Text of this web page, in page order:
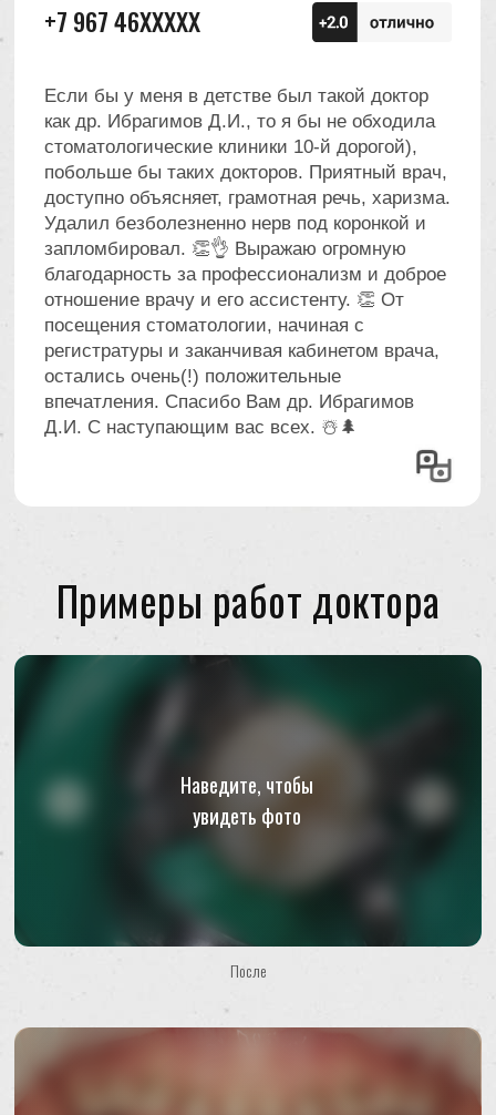
увидеть фото
До
Наведите, чтобы
увидеть фото
увидеть фото